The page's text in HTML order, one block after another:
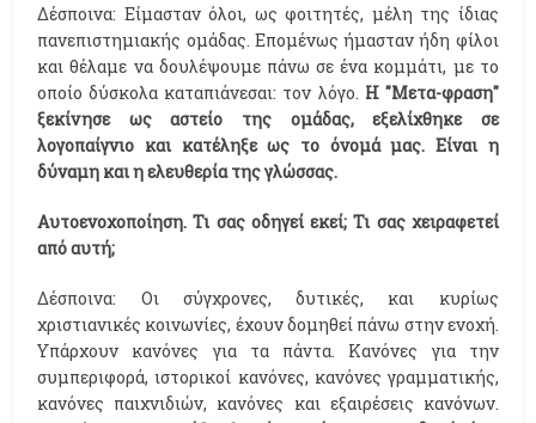
Δέσποινα: Είμασταν όλοι, ως φοιτητές, μέλη της ίδιας
πανεπιστημιακής ομάδας. Επομένως ήμασταν ήδη φίλοι
και θέλαμε να δουλέψουμε πάνω σε ένα κομμάτι, με το
οποίο δύσκολα καταπιάνεσαι: τον λόγο. H "Μετα-φραση"
ξεκίνησε ως αστείο της ομάδας, εξελίχθηκε σε
λογοπαίγνιο και κατέληξε ως το όνομά μας. Είναι η
δύναμη και η ελευθερία της γλώσσας.
Αυτοενοχοποίηση. Τι σας οδηγεί εκεί; Τι σας χειραφετεί
από αυτή;
Δέσποινα: Οι σύγχρονες, δυτικές, και κυρίως
χριστιανικές κοινωνίες, έχουν δομηθεί πάνω στην ενοχή.
Υπάρχουν κανόνες για τα πάντα. Κανόνες για την
συμπεριφορά, ιστορικοί κανόνες, κανόνες γραμματικής,
κανόνες παιχνιδιών, κανόνες και εξαιρέσεις κανόνων.